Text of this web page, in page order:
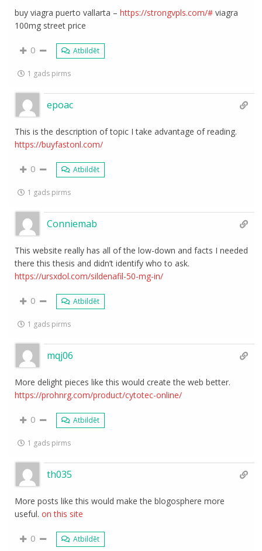
buy viagra puerto vallarta –https://strongvpls.com/# viagra
100mg street price
0 Atbildēt
1 gads pirms
epoac
This is the description of topic I take advantage of reading.
https://buyfastonl.com/
0 Atbildēt
1 gads pirms
Conniemab
This website really has all of the low-down and facts I needed
there this thesis and didn’t identify who to ask.
https://ursxdol.com/sildenafil-50-mg-in/
0 Atbildēt
1 gads pirms
mqj06
More delight pieces like this would create the web better.
https://prohnrg.com/product/cytotec-online/
0 Atbildēt
1 gads pirms
th035
More posts like this would make the blogosphere more
useful.on this site
0 Atbildēt